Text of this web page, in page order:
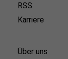
RSS
Karriere
Über uns